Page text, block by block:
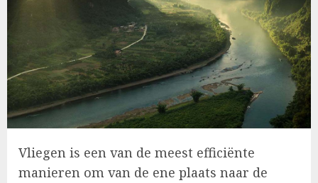
Vliegen is een van de meest efficiënte
manieren om van de ene plaats naar de